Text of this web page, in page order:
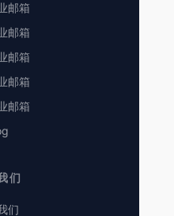
邮箱
邮箱
邮箱
邮箱
邮箱
们
们